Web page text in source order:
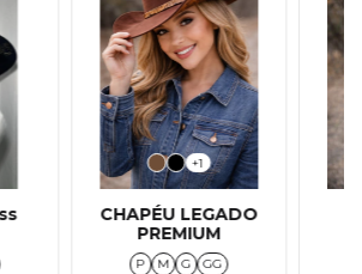
+1
CHAPÉU LEGADO
PREMIUM
P M G GG